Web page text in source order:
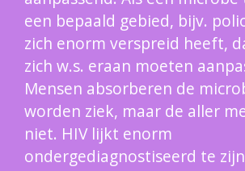
een bepaald gebied, bijv.
zich enorm verspreid heeft,
zich w.s. eraan moeten
Mensen absorberen de
worden ziek, maar de aller
niet. HIV lijkt enorm
ondergediagnostiseerd te